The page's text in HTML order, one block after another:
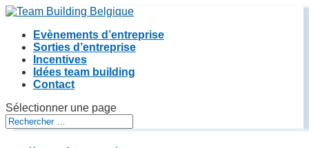
Evènements d’entreprise
Sorties d’entreprise
Incentives
Idées team building
Contact
Sélectionner une page